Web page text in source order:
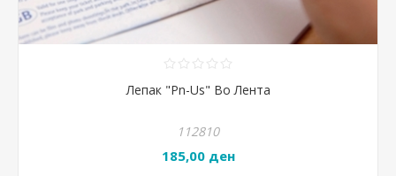
Лепак "Pn-Us" Во Лента
112810
185,00 ден